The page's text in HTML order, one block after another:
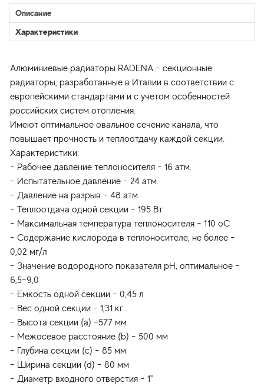
Описание
Характеристики
Алюминиевые радиаторы RADENA - секционные
радиаторы, разработанные в Италии в соответствии с
европейскими стандартами и с учетом особенностей
российских систем отопления.
Имеют оптимальное овальное сечение канала, что
повышает прочность и теплоотдачу каждой секции.
Характеристики:
- Рабочее давление теплоносителя - 16 атм.
- Испытательное давление - 24 атм.
- Давление на разрыв - 48 атм.
- Теплоотдача одной секции - 195 Вт
- Максимальная температура теплоносителя - 110 oC
- Содержание кислорода в теплоносителе, не более -
0,02 мг/л
- Значение водородного показателя pH, оптимальное -
6,5-9,0
- Емкость одной секции - 0,45 л
- Вес одной секции - 1,31 кг
- Высота секции (a) -577 мм
- Межосевое расстояние (b) - 500 мм
- Глубина секции (с) - 85 мм
- Ширина секции (d) - 80 мм
- Диаметр входного отверстия - 1"